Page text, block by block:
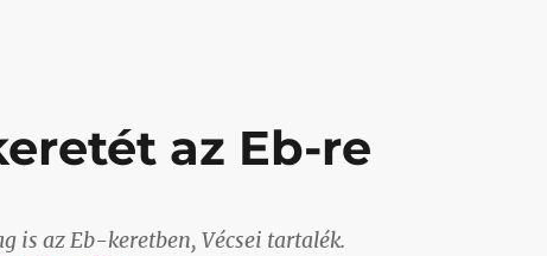
az Eb-re
is az Eb-keretben, Vécsei tartalék.